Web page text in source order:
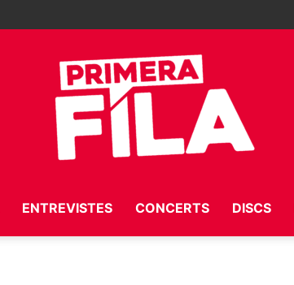
ENTREVISTES CONCERTS DISCS